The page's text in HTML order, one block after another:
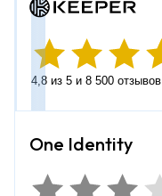
4,8 из 5 и 8 500 отзывов